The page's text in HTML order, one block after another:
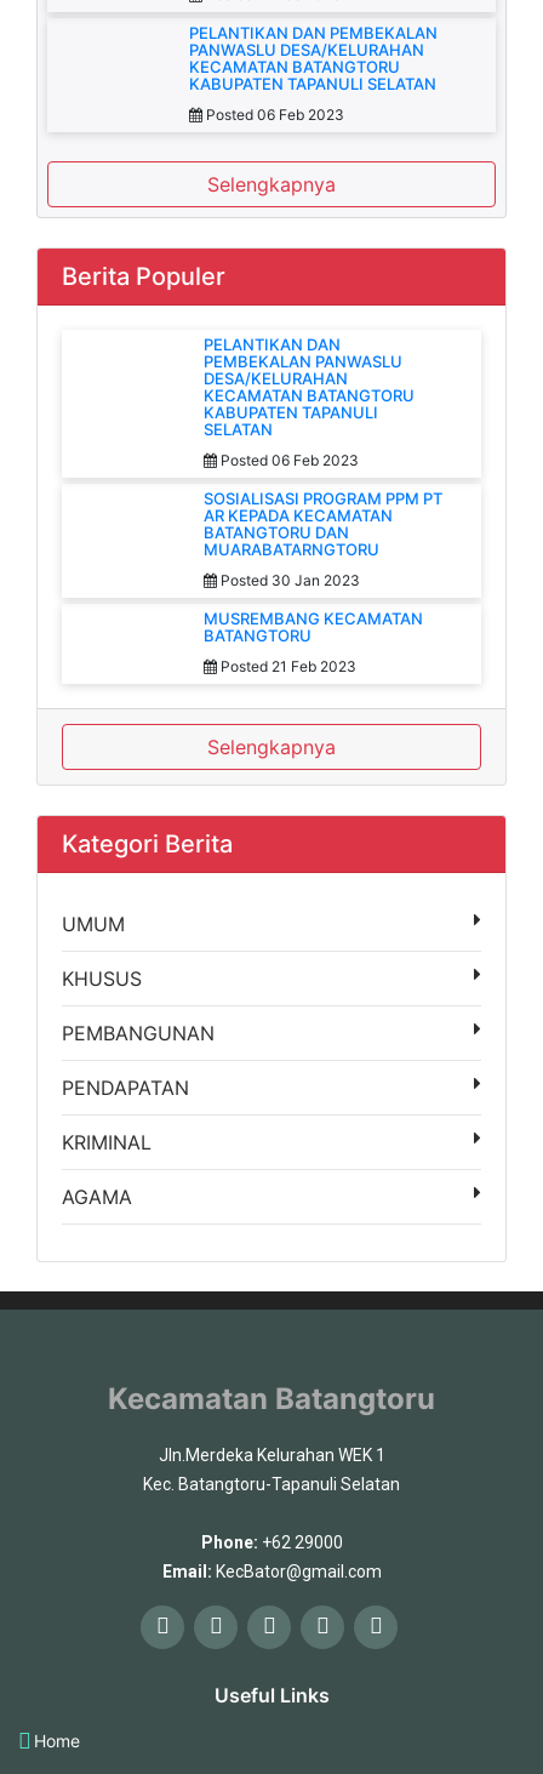
PELANTIKAN DAN PEMBEKALAN
PANWASLU DESA/KELURAHAN
KECAMATAN BATANGTORU
KABUPATEN TAPANULI SELATAN
Posted 06 Feb 2023
Selengkapnya
Berita Populer
PELANTIKAN DAN
PEMBEKALAN PANWASLU
DESA/KELURAHAN
KECAMATAN BATANGTORU
KABUPATEN TAPANULI
SELATAN
Posted 06 Feb 2023
SOSIALISASI PROGRAM PPM PT
AR KEPADA KECAMATAN
BATANGTORU DAN
MUARABATARNGTORU
Posted 30 Jan 2023
MUSREMBANG KECAMATAN
BATANGTORU
Posted 21 Feb 2023
Selengkapnya
Kategori Berita
UMUM
KHUSUS
PEMBANGUNAN
PENDAPATAN
KRIMINAL
AGAMA
Kecamatan Batangtoru
Jln.Merdeka Kelurahan WEK 1
Kec. Batangtoru-Tapanuli Selatan
Phone: +62 29000
Email: KecBator@gmail.com
Useful Links
Home